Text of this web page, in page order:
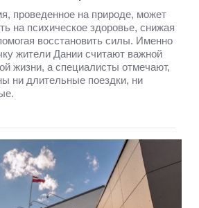
проведенное на природе, может
на психическое здоровье, снижая
восстановить силы. Именно
жители Дании считают важной
жизни, а специалисты отмечают,
ни длительные поездки, ни